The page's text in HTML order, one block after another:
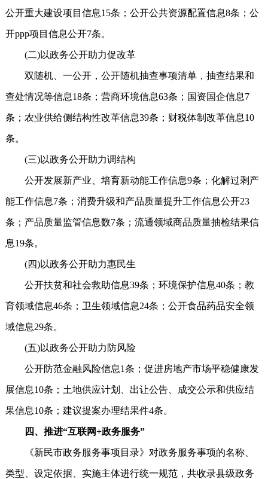
公开重大建设项目信息15条；公开公共资源配置信息8条；公
开ppp项目信息公开7条。
(二)以政务公开助力促改革
双随机、一公开，公开随机抽查事项清单，抽查结果和
查处情况等信息18条；营商环境信息63条；国资国企信息7
条；农业供给侧结构性改革信息39条；财税体制改革信息10
条。
(三)以政务公开助力调结构
公开发展新产业、培育新动能工作信息9条；化解过剩产
能工作信息7条；消费升级和产品质量提升工作信息公开23
条；产品质量监管信息数7条；流通领域商品质量抽检结果信
息19条。
(四)以政务公开助力惠民生
公开扶贫和社会救助信息39条；环境保护信息40条；教
育领域信息46条；卫生领域信息24条；公开食品药品安全领
域信息29条。
(五)以政务公开助力防风险
公开防范金融风险信息1条；促进房地产市场平稳健康发
展信息10条；土地供应计划、出让公告、成交公示和供应结
果信息10条；建议提案办理结果件4条。
四、推进“互联网+政务服务”
《新民市政务服务事项目录》对政务服务事项的名称、
类型、设定依据、实施主体进行统一规范，共收录县级政务